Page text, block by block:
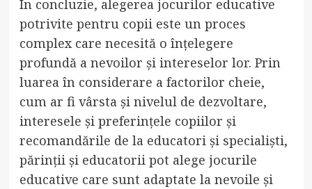
În concluzie, alegerea jocurilor educative
potrivite pentru copii este un proces
complex care necesită o înțelegere
profundă a nevoilor și intereselor lor. Prin
luarea în considerare a factorilor cheie,
cum ar fi vârsta și nivelul de dezvoltare,
interesele și preferințele copiilor și
recomandările de la educatori și specialiști,
părinții și educatorii pot alege jocurile
educative care sunt adaptate la nevoile și